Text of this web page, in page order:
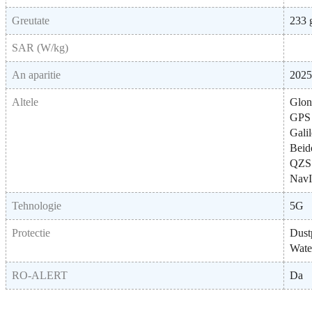
Greutate 233
SAR (W/kg)
An aparitie 2025
Altele
GPS
Tehnologie 5G
Protectie
RO-ALERT Da